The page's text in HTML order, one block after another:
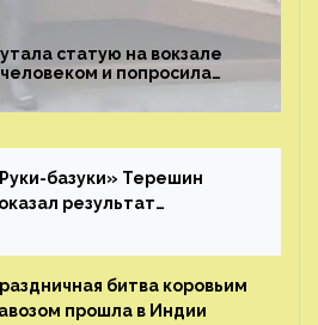
статую на вокзале
и попросила
базуки» Терешин
результат
битва коровьим
прошла в Индии